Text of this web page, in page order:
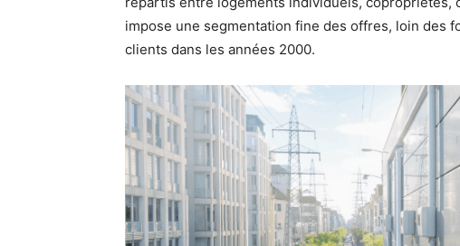
impose une segmentation fine des offres, loin des
clients dans les années 2000.